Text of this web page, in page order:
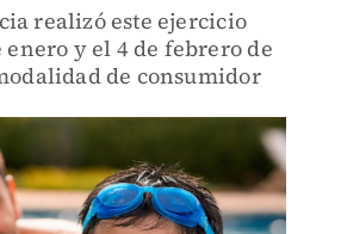
realizó este ejercicio
enero y el 4 de febrero de
de consumidor